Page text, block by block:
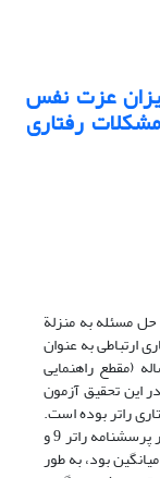
عزت نفس
دارای مشکلات رفتاری
مسئله به منزلة
ارتباطی به عنوان
وابسته در دانش آموزان 12 تا 13 ساله (مقطع راهنمایی
این تحقیق آزمون
راتر بوده است.
از میان 68 دانش آموز، 48 نفر که نمرات آن ها در پرسشنامه راتر 9 و
بود، به طور